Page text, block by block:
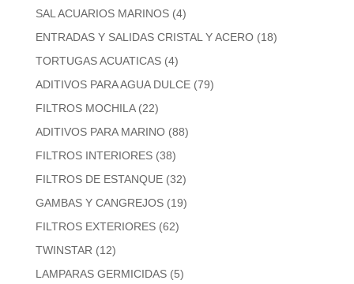
SAL ACUARIOS MARINOS (4)
ENTRADAS Y SALIDAS CRISTAL Y ACERO (18)
TORTUGAS ACUATICAS (4)
ADITIVOS PARA AGUA DULCE (79)
FILTROS MOCHILA (22)
ADITIVOS PARA MARINO (88)
FILTROS INTERIORES (38)
FILTROS DE ESTANQUE (32)
GAMBAS Y CANGREJOS (19)
FILTROS EXTERIORES (62)
TWINSTAR (12)
LAMPARAS GERMICIDAS (5)